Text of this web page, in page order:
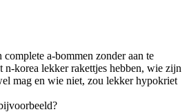
a-bommen zonder aan te
n-korea lekker rakettjes hebben, wie zijn
mag en wie niet, zou lekker hypokriet